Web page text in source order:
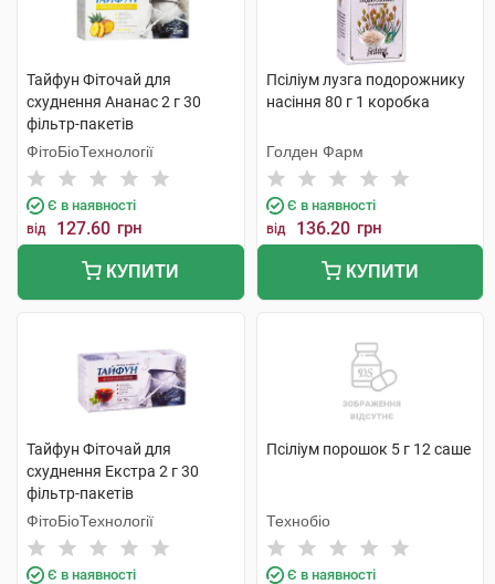
Тайфун Фіточай для
схуднення Ананас 2 г 30
фільтр-пакетів
ФітоБіоТехнології
Є в наявності
від 127.60 грн
КУПИТИ
Псіліум лузга подорожнику
насіння 80 г 1 коробка
Голден Фарм
Є в наявності
від 136.20 грн
КУПИТИ
Тайфун Фіточай для
схуднення Екстра 2 г 30
фільтр-пакетів
ФітоБіоТехнології
Є в наявності
Псіліум порошок 5 г 12 саше
Технобіо
Є в наявності